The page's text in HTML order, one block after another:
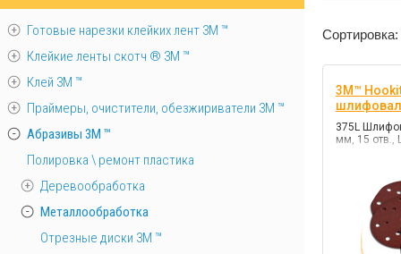
Сортировка:
3M™
375L
мм, 15 отв.,
Готовые нарезки клейких лент 3M ™
Клейкие ленты скотч ® 3M ™
Клей 3М ™
Праймеры, очистители, обезжириватели 3М ™
Абразивы 3М ™
Полировка \ ремонт пластика
Деревообработка
Металлообработка
Отрезные диски 3М ™